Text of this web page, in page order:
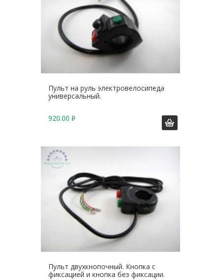
Пульт на руль электровелосипеда
универсальный.
920.00 Р
Пульт двухкнопочный. Кнопка с
фиксацией и кнопка без фиксации.